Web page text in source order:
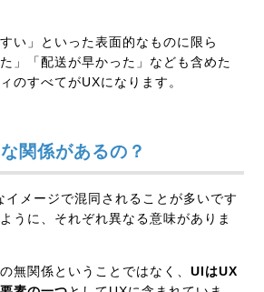
い」といった表面的なものに限ら
」「配送が早かった」なども含めた
のすべてがUXになります。
関係があるの？
イメージで混同されることが多いです
うに、それぞれ異なる意味がありま
無関係ということではなく、UIはUX